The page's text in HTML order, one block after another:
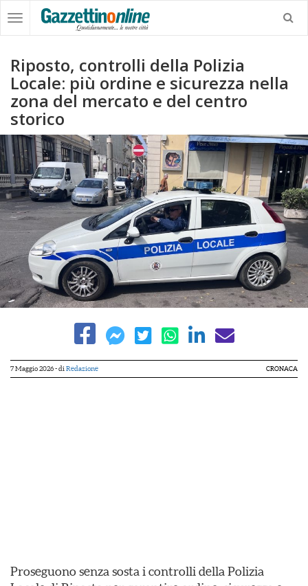
Riposto, controlli della Polizia
Locale: più ordine e sicurezza nella
zona del mercato e del centro
storico
7 Maggio 2026- di Redazione CRONACA
Proseguono senza sosta i controlli della Polizia